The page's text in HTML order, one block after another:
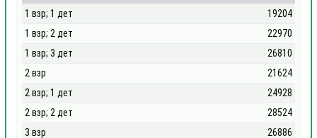
1 взр; 1 дет
19204
1 взр; 2 дет
22970
1 взр; 3 дет
26810
2 взр
21624
2 взр; 1 дет
24928
2 взр; 2 дет
28524
3 взр
26886